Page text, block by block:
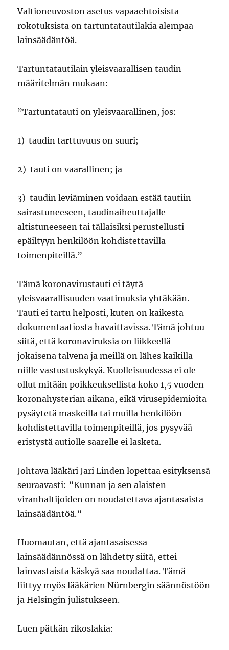
Valtioneuvoston asetus vapaaehtoisista
rokotuksista on tartuntatautilakia alempaa
lainsäädäntöä.
Tartuntatautilain yleisvaarallisen taudin
määritelmän mukaan:
”Tartuntatauti on yleisvaarallinen, jos:
1) taudin tarttuvuus on suuri;
2) tauti on vaarallinen; ja
3) taudin leviäminen voidaan estää tautiin
sairastuneeseen, taudinaiheuttajalle
altistuneeseen tai tällaisiksi perustellusti
epäiltyyn henkilöön kohdistettavilla
toimenpiteillä.”
Tämä koronavirustauti ei täytä
yleisvaarallisuuden vaatimuksia yhtäkään.
Tauti ei tartu helposti, kuten on kaikesta
dokumentaatiosta havaittavissa. Tämä johtuu
siitä, että koronaviruksia on liikkeellä
jokaisena talvena ja meillä on lähes kaikilla
niille vastustuskykyä. Kuolleisuudessa ei ole
ollut mitään poikkeuksellista koko 1,5 vuoden
koronahysterian aikana, eikä virusepidemioita
pysäytetä maskeilla tai muilla henkilöön
kohdistettavilla toimenpiteillä, jos pysyvää
eristystä autiolle saarelle ei lasketa.
Johtava lääkäri Jari Linden lopettaa esityksensä
seuraavasti: ”Kunnan ja sen alaisten
viranhaltijoiden on noudatettava ajantasaista
lainsäädäntöä.”
Huomautan, että ajantasaisessa
lainsäädännössä on lähdetty siitä, ettei
lainvastaista käskyä saa noudattaa. Tämä
liittyy myös lääkärien Nürnbergin säännöstöön
ja Helsingin julistukseen.
Luen pätkän rikoslakia: